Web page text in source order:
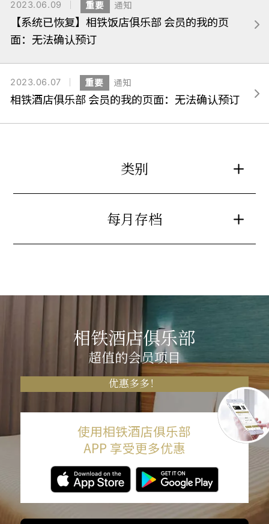
2023.06.09 重要 通知
【系统已恢复】相铁饭店俱乐部 会员的我的页
面：无法确认预订
2023.06.07 重要 通知
相铁酒店俱乐部 会员的我的页面：无法确认预订
类别
每月存档
相铁酒店俱乐部
超值的会员项目
优惠多多！
使用相铁酒店俱乐部
APP 享受更多优惠